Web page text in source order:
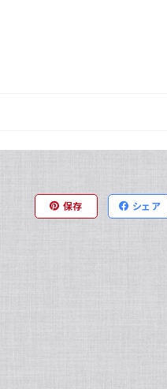
保存 シェア